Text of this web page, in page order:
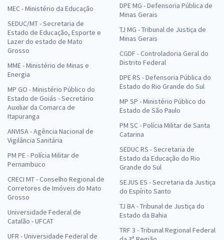
MEC - Ministério da Educação
SEDUC/MT - Secretaria de
Estado de Educação, Esporte e
Lazer do estado de Mato
Grosso
MME - Ministério de Minas e
Energia
MP GO - Ministério Público do
Estado de Goiás - Secretário
Auxiliar da Comarca de
Itapuranga
ANVISA - Agência Nacional de
Vigilância Sanitária
PM PE - Polícia Militar de
Pernambuco
CRECI MT - Conselho Regional de
Corretores de Imóveis do Mato
Grosso
Universidade Federal de
Catalão - UFCAT
UFR - Universidade Federal de
DPE MG - Defensoria Pública de
Minas Gerais
TJ MG - Tribunal de Justiça de
Minas Gerais
CGDF - Controladoria Geral do
Distrito Federal
DPE RS - Defensoria Pública do
Estado do Rio Grande do Sul
MP SP - Ministério Público do
Estado de São Paulo
PM SC - Polícia Militar de Santa
Catarina
SEDUC RS - Secretaria de
Estado da Educação do Rio
Grande do Sul
SEJUS ES - Secretaria da Justiça
do Espírito Santo
TJ BA - Tribunal de Justiça do
Estado da Bahia
TRF 3 - Tribunal Regional Federal